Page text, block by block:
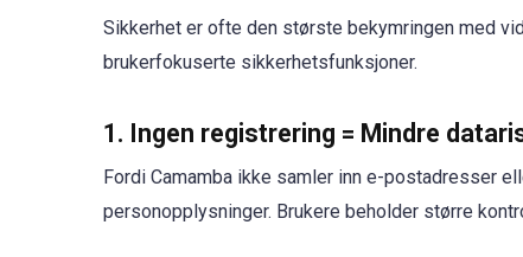
Sikkerhet er ofte den største bekymringen med
brukerfokuserte sikkerhetsfunksjoner.
1. Ingen registrering = Mindre
Fordi Camamba ikke samler inn e-postadresser
personopplysninger. Brukere beholder større